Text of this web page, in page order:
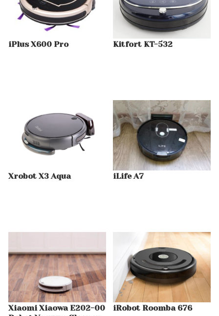
iPlus X600 Pro Kitfort KT-532
Xrobot X3 Aqua iLife A7
Xiaomi Xiaowa E202-00
iRobot Roomba 676